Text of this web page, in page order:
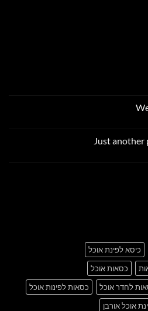
Just another
כיסא לפינת אוכל
כסאות אוכל
לחדר אוכל
כסאות לפינות אוכל
אוכל אורבן